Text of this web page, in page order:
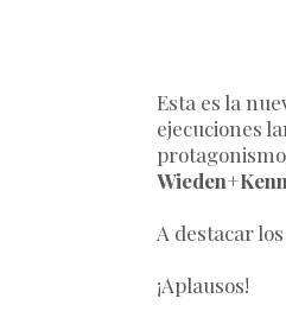
Esta es la
ejecuciones
A destacar
¡Aplausos!